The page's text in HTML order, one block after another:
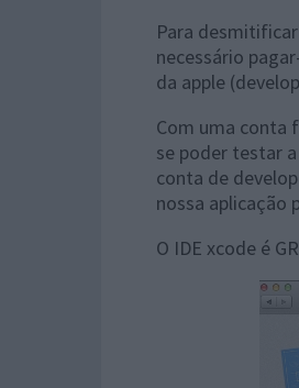
Para
necessário
da apple
Com uma conta
se poder testar
conta de
nossa aplicação
O IDE xcode é